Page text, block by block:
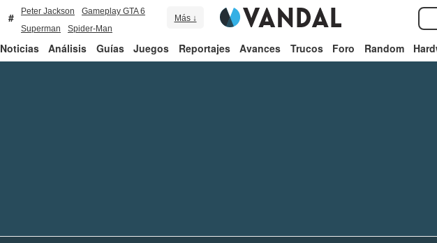
Peter Jackson
Gameplay GTA 6
Superman
Spider-Man
Más ↓
Noticias Análisis Guías Juegos Reportajes Avances Trucos Foro Random